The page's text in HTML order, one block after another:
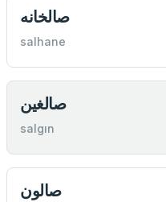
صالخانه
salhane
صالغين
salgın
صالون